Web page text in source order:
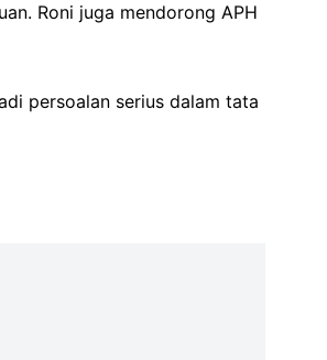
Roni juga mendorong APH
persoalan serius dalam tata